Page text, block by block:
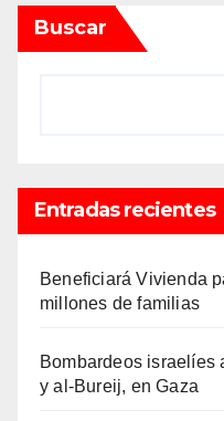
Buscar
Entradas recientes
Beneficiará Vivienda
millones de familias
Bombardeos israelíes
y al-Bureij, en Gaza